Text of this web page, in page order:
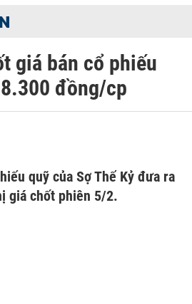
giá bán cổ phiếu
đồng/cp
quỹ của Sợ Thế Kỷ đưa ra
giá chốt phiên 5/2.